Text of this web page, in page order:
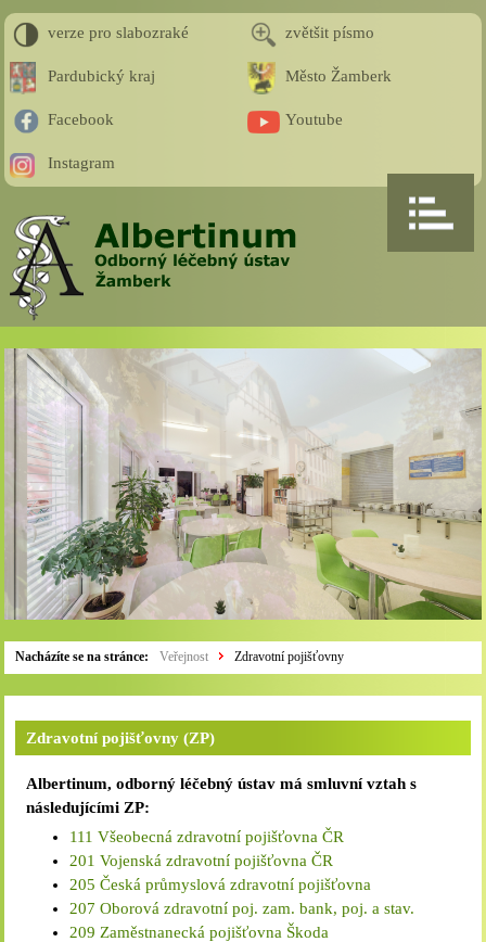
verze pro slabozraké zvětšit písmo
Pardubický kraj Město Žamberk
Facebook Youtube
Instagram
Nacházíte se na stránce: Veřejnost Zdravotní pojišťovny
Zdravotní pojišťovny (ZP)
Albertinum, odborný léčebný ústav má smluvní vztah s
následujícími ZP:
111 Všeobecná zdravotní pojišťovna ČR
201 Vojenská zdravotní pojišťovna ČR
205 Česká průmyslová zdravotní pojišťovna
207 Oborová zdravotní poj. zam. bank, poj. a stav.
209 Zaměstnanecká pojišťovna Škoda